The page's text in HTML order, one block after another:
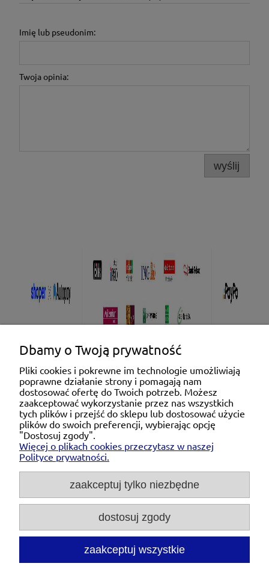
Imię lub pseudonim:
Twoja opinia:
wyślij
Pomoc
Moje konto
Płatności i dostawa
O nas
Michał Niedźwiecki Dobra Armatura, ul. Krakowska
28d/5, 71-021 Szczecin, woj. zachodniopomorskie,
697476240pon. - pt. 08:00-18:00 |
Mail:kontakt@dobraarmatura.pl
Dbamy o Twoją prywatność
Pliki cookies i pokrewne im technologie umożliwiają
poprawne działanie strony i pomagają nam
dostosować ofertę do Twoich potrzeb. Możesz
zaakceptować wykorzystanie przez nas wszystkich
tych plików i przejść do sklepu lub dostosować użycie
plików do swoich preferencji, wybierając opcję
"Dostosuj zgody".
Więcej o plikach cookies przeczytasz w naszej
Polityce prywatności.
zaakceptuj tylko niezbędne
dostosuj zgody
zaakceptuj wszystkie